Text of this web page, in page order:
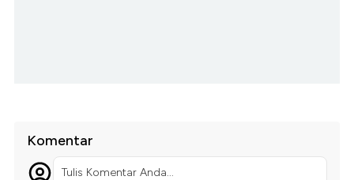
Komentar
Tulis Komentar Anda...